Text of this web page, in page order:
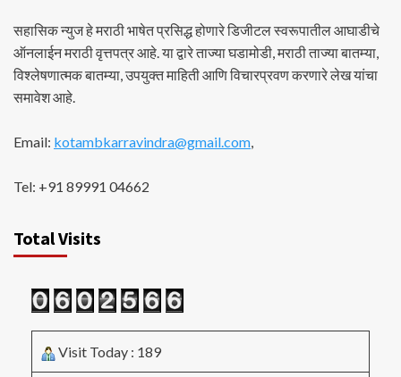
सहासिक न्युज हे मराठी भाषेत प्रसिद्ध होणारे डिजीटल स्वरूपातील आघाडीचे
ऑनलाईन मराठी वृत्तपत्र आहे. या द्वारे ताज्या घडामोडी, मराठी ताज्या बातम्या,
विश्लेषणात्मक बातम्या, उपयुक्त माहिती आणि विचारप्रवण करणारे लेख यांचा
समावेश आहे.
Email: kotambkarravindra@gmail.com,
Tel: +91 89991 04662
Total Visits
Visit Today : 189